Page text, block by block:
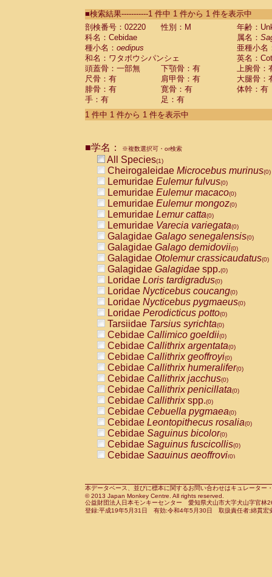
CebidaeSaguinus labiatus(0)
Cebidae Saguinus leucopus (0)
Cebidae
Cebidae
CebidaeSaguinus nigricollis (0)
Cebidae Saguinus oedipus
Cebidae Saguinus weddelli
Cebidae Saguinusspp.
Cebidae Aotus trivirgatus
Cebidae Cebus albifrons
CebidaeCebus nigrivittatus
CebidaeCebus
CebidaeSaimiri boliviensis(0)
CebidaeSaimiri sciureus(0)
AtelidaeAlouatta caraya(0)
AtelidaeAlouatta fusca(0)
AtelidaeAlouatta seniculus
AtelidaeAlouattaspp.(0)
AtelidaeAteles belzebuth(0)
AtelidaeAteles geoffroyi(0)
AtelidaeAteles paniscus(0)
AtelidaeAtelesspp.(0)
Atelidae Lagothrix lagothricha
AtelidaeLagothrix lagothricha cana
PitheciidaeCacajao calvus
PitheciidaeCallicebus cupreus
PitheciidaeCallicebus donacophilus
PitheciidaeCallicebus moloch
PitheciidaeCallicebus torquatus
PitheciidaeCallicebusspp.(0)
PitheciidaeChiropotes satanas(0)
PitheciidaePithecia monachus
PitheciidaePithecia pithecia(0)
CercopithecidaeCercocebus agilis
CercopithecidaeCercocebus
CercopithecidaeCercocebus
CercopithecidaeCercocebus
CercopithecidaeCercocebus
CercopithecidaeCercocebushybrid
CercopithecidaePapio anubis(0)
CercopithecidaePapio cynocephalus
CercopithecidaePapio hamadryas(0)
■検索結果-----------1 件中 1 件から 1 件を表示中
剖検番号：02220
性別：M
年齢：
科名：Cebidae
属名：
種小名： oedipus
亜種小名
和名：ワタボウシパンシェ
英名：
頭蓋骨：一部無
下顎骨：有
上腕骨：
尺骨：有
肩甲骨：有
大腿骨：
腓骨：有
寛骨：有
体幹：有
手：有
足：有
1 件中 1 件から 1 件を表示中
■学名： ※複数選択可・or検索
All Species(1)
Cheirogaleidae Microcebus murinus(0)
Lemuridae Eulemur fulvus(0)
Lemuridae Eulemur macaco(0)
Lemuridae Eulemur mongoz(0)
Lemuridae Lemur catta(0)
Lemuridae Varecia variegata(0)
Galagidae Galago senegalensis(0)
Galagidae Galago demidovii(0)
Galagidae Otolemur crassicaudatus(0)
Galagidae Galagidae spp.(0)
Loridae Loris tardigradus(0)
Loridae Nycticebus coucang(0)
Loridae Nycticebus pygmaeus(0)
Loridae Perodicticus potto(0)
Tarsiidae Tarsius syrichta(0)
Cebidae Callimico goeldii(0)
Cebidae Callithrix argentata(0)
Cebidae Callithrix geoffroyi(0)
Cebidae Callithrix humeralifer(0)
Cebidae Callithrix jacchus(0)
Cebidae Callithrix penicillata(0)
Cebidae Callithrixspp.(0)
Cebidae Cebuella pygmaea(0)
Cebidae Leontopithecus rosalia(0)
Cebidae Saguinus bicolor(0)
Cebidae Saguinus fuscicollis(0)
Cebidae Saguinus geoffroyi(0)
CebidaeSaguinus leucopus(0)
CebidaeSaguinus midas(0)
Cebidae Saguinus mystax(0)
本データベース、並びに標本に関するお問い合わせはキュレータ
© 2013 Japan Monkey Centre. All rights reserved.
公益財団法人日本モンキーセンター 愛知県犬山市大字犬山字官
登録:平成19年5月31日 有効:令和4年5月30日 取扱責任者:綿貫宏